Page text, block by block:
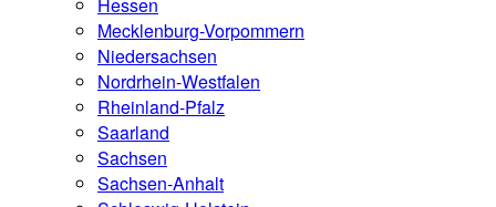
Mecklenburg-Vorpommern
Niedersachsen
Nordrhein-Westfalen
Rheinland-Pfalz
Saarland
Sachsen
Sachsen-Anhalt